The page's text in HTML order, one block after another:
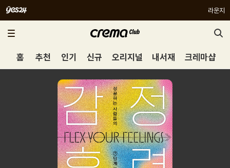
라운지
홈 추천 인기 신규 오리지널 내서재 크레마샵